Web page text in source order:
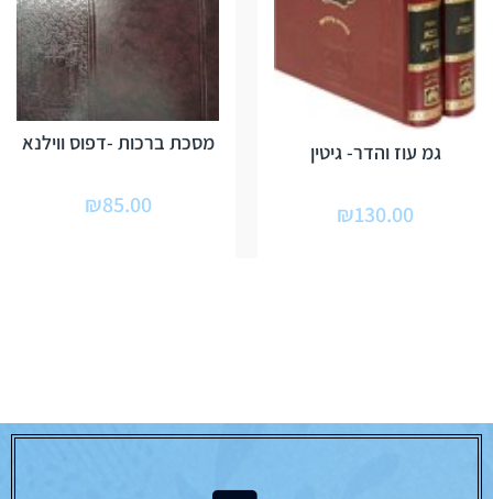
גמ עוז והדר- גיטין
₪130.00
מסכת ברכות -דפוס ווילנא
₪85.00